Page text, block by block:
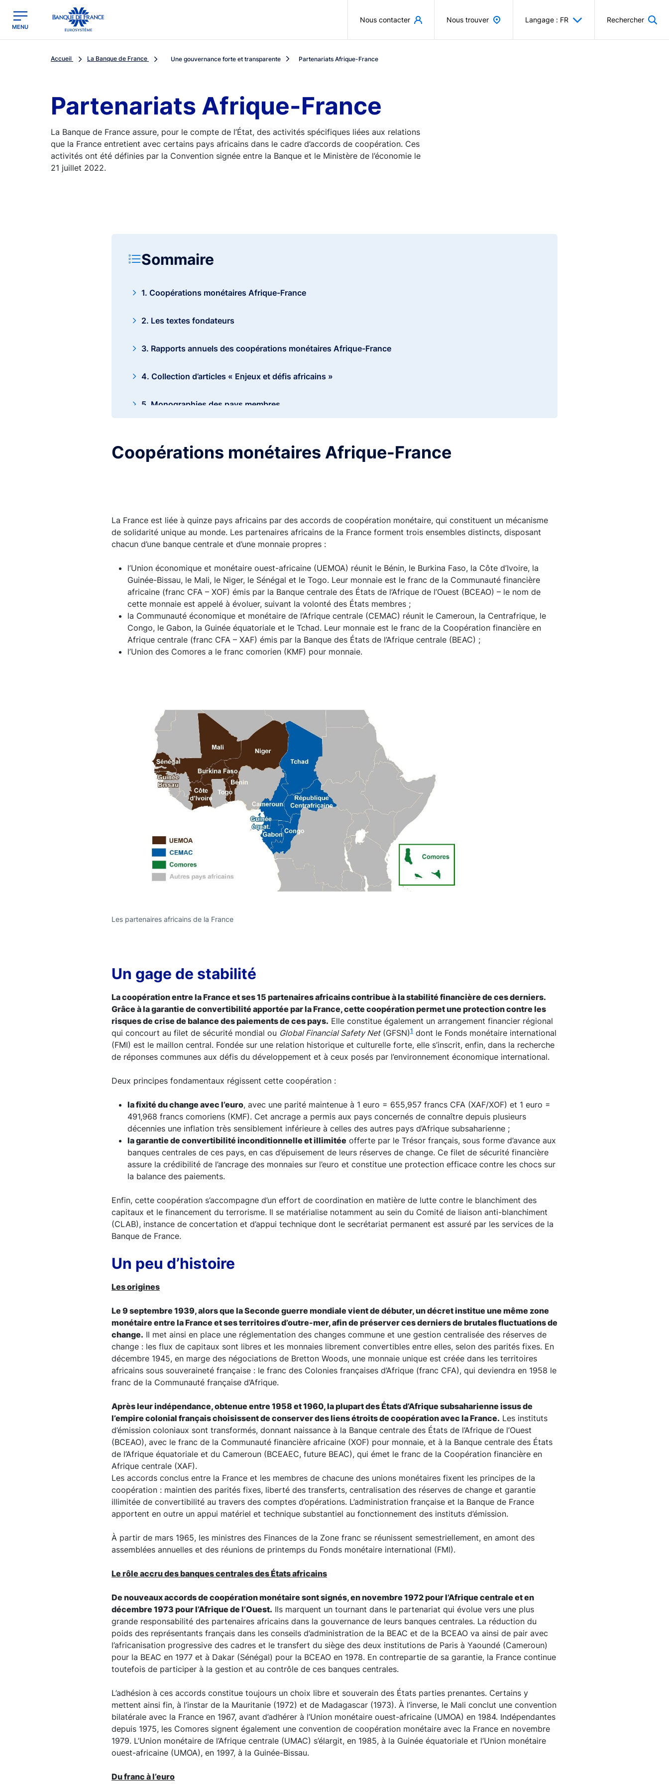
Banque de France - Menu Principal
MENU
Nous contacter Nous trouver Langage : FR Rechercher
Accueil La Banque de France Une gouvernance forte et transparente Partenariats Afrique-France
Partenariats Afrique-France
La Banque de France assure, pour le compte de l’État, des activités spécifiques liées aux relations
que la France entretient avec certains pays africains dans le cadre d’accords de coopération. Ces
activités ont été définies par la Convention signée entre la Banque et le Ministère de l’économie le
21 juillet 2022.
Sommaire
1. Coopérations monétaires Afrique-France
2. Les textes fondateurs
3. Rapports annuels des coopérations monétaires Afrique-France
4. Collection d’articles « Enjeux et défis africains »
5. Monographies des pays membres
7. CLAB
9. Liens utiles
Coopérations monétaires Afrique-France
La France est liée à quinze pays africains par des accords de coopération monétaire, qui constituent un mécanisme
de solidarité unique au monde. Les partenaires africains de la France forment trois ensembles distincts, disposant
chacun d’une banque centrale et d’une monnaie propres :
l’Union économique et monétaire ouest-africaine (UEMOA) réunit le Bénin, le Burkina Faso, la Côte d’Ivoire, la
Guinée-Bissau, le Mali, le Niger, le Sénégal et le Togo. Leur monnaie est le franc de la Communauté financière
africaine (franc CFA – XOF) émis par la Banque centrale des États de l’Afrique de l’Ouest (BCEAO) – le nom de
cette monnaie est appelé à évoluer, suivant la volonté des États membres ;
la Communauté économique et monétaire de l’Afrique centrale (CEMAC) réunit le Cameroun, la Centrafrique, le
Congo, le Gabon, la Guinée équatoriale et le Tchad. Leur monnaie est le franc de la Coopération financière en
Afrique centrale (franc CFA – XAF) émis par la Banque des États de l’Afrique centrale (BEAC) ;
l’Union des Comores a le franc comorien (KMF) pour monnaie.
Les partenaires africains de la France
Un gage de stabilité
La coopération entre la France et ses 15 partenaires africains contribue à la stabilité financière de ces derniers.
Grâce à la garantie de convertibilité apportée par la France, cette coopération permet une protection contre les
risques de crise de balance des paiements de ces pays. Elle constitue également un arrangement financier régional
qui concourt au filet de sécurité mondial ou Global Financial Safety Net(GFSN)1 dont le Fonds monétaire international
(FMI) est le maillon central. Fondée sur une relation historique et culturelle forte, elle s’inscrit, enfin, dans la recherche
de réponses communes aux défis du développement et à ceux posés par l’environnement économique international.
Deux principes fondamentaux régissent cette coopération :
la fixité du change avec l’euro, avec une parité maintenue à 1 euro = 655,957 francs CFA (XAF/XOF) et 1 euro =
491,968 francs comoriens (KMF). Cet ancrage a permis aux pays concernés de connaître depuis plusieurs
décennies une inflation très sensiblement inférieure à celles des autres pays d’Afrique subsaharienne ;
la garantie de convertibilité inconditionnelle et illimitée offerte par le Trésor français, sous forme d’avance aux
banques centrales de ces pays, en cas d’épuisement de leurs réserves de change. Ce filet de sécurité financière
assure la crédibilité de l’ancrage des monnaies sur l’euro et constitue une protection efficace contre les chocs sur
la balance des paiements.
Enfin, cette coopération s’accompagne d’un effort de coordination en matière de lutte contre le blanchiment des
capitaux et le financement du terrorisme. Il se matérialise notamment au sein du Comité de liaison anti-blanchiment
(CLAB), instance de concertation et d’appui technique dont le secrétariat permanent est assuré par les services de la
Banque de France.
Un peu d’histoire
Les origines
Le 9 septembre 1939, alors que la Seconde guerre mondiale vient de débuter, un décret institue une même zone
monétaire entre la France et ses territoires d’outre-mer, afin de préserver ces derniers de brutales fluctuations de
change. Il met ainsi en place une réglementation des changes commune et une gestion centralisée des réserves de
change : les flux de capitaux sont libres et les monnaies librement convertibles entre elles, selon des parités fixes. En
décembre 1945, en marge des négociations de Bretton Woods, une monnaie unique est créée dans les territoires
africains sous souveraineté française : le franc des Colonies françaises d’Afrique (franc CFA), qui deviendra en 1958 le
franc de la Communauté française d’Afrique.
Après leur indépendance, obtenue entre 1958 et 1960, la plupart des États d’Afrique subsaharienne issus de
l’empire colonial français choisissent de conserver des liens étroits de coopération avec la France. Les instituts
d’émission coloniaux sont transformés, donnant naissance à la Banque centrale des États de l’Afrique de l’Ouest
(BCEAO), avec le franc de la Communauté financière africaine (XOF) pour monnaie, et à la Banque centrale des États
de l’Afrique équatoriale et du Cameroun (BCEAEC, future BEAC), qui émet le franc de la Coopération financière en
Afrique centrale (XAF).
Les accords conclus entre la France et les membres de chacune des unions monétaires fixent les principes de la
coopération : maintien des parités fixes, liberté des transferts, centralisation des réserves de change et garantie
illimitée de convertibilité au travers des comptes d’opérations. L’administration française et la Banque de France
apportent en outre un appui matériel et technique substantiel au fonctionnement des instituts d’émission.
À partir de mars 1965, les ministres des Finances de la Zone franc se réunissent semestriellement, en amont des
assemblées annuelles et des réunions de printemps du Fonds monétaire international (FMI).
Le rôle accru des banques centrales des États africains
De nouveaux accords de coopération monétaire sont signés, en novembre 1972 pour l’Afrique centrale et en
décembre 1973 pour l’Afrique de l’Ouest. Ils marquent un tournant dans le partenariat qui évolue vers une plus
grande responsabilité des partenaires africains dans la gouvernance de leurs banques centrales. La réduction du
poids des représentants français dans les conseils d’administration de la BEAC et de la BCEAO va ainsi de pair avec
l’africanisation progressive des cadres et le transfert du siège des deux institutions de Paris à Yaoundé (Cameroun)
pour la BEAC en 1977 et à Dakar (Sénégal) pour la BCEAO en 1978. En contrepartie de sa garantie, la France continue
toutefois de participer à la gestion et au contrôle de ces banques centrales.
L’adhésion à ces accords constitue toujours un choix libre et souverain des États parties prenantes. Certains y
mettent ainsi fin, à l’instar de la Mauritanie (1972) et de Madagascar (1973). À l’inverse, le Mali conclut une convention
bilatérale avec la France en 1967, avant d’adhérer à l’Union monétaire ouest-africaine (UMOA) en 1984. Indépendantes
depuis 1975, les Comores signent également une convention de coopération monétaire avec la France en novembre
1979. L’Union monétaire de l’Afrique centrale (UMAC) s’élargit, en 1985, à la Guinée équatoriale et l’Union monétaire
ouest-africaine (UMOA), en 1997, à la Guinée-Bissau.
Du franc à l’euro